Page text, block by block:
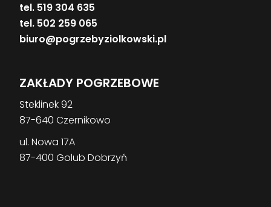
tel. 519 304 635
tel. 502 259 065
biuro@pogrzebyziolkowski.pl
ZAKŁADY POGRZEBOWE
Steklinek 92
87-640 Czernikowo
ul. Nowa 17A
87-400 Golub Dobrzyń